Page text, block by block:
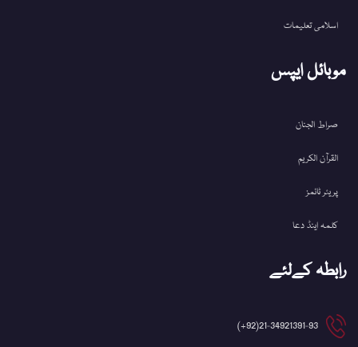
اسلامی تعلیمات
موبائل ایپس
صراط الجنان
القرآن الکریم
پریئر ٹائمز
کلمہ اینڈ دعا
رابطہ کےلئے
21-34921391-93(92+)